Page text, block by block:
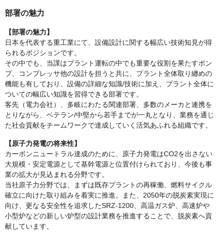
部署の魅力
【部署の魅力】
日本を代表する重工業にて、設備設計に関する幅広い技術知見が得
られるポジションです。
その中でも、当課はプラント運転の中でも重要な役割を果たすポン
プ、コンプレッサ他の設計を担うと共に、プラント全体取り纏めの
機能も有しており、設備の詳細な知識/技術に加え、プラント全体に
ついての幅広い知識を習得できる部署です。
客先（電力会社）、多岐にわたる関連部署、多数のメーカと連携を
とりながら、ベテラン/中堅から若手までが一丸となり、業務を通じ
た社会貢献をチームワークで達成していく活気あふれる組織です。
【原子力発電の将来性】
カーボンニュートラル達成のために、原子力発電はCO2を出さない
大規模・安定電源として基幹電源と位置付けられており、今後も事
業の拡大が見込まれる分野です。
当社原子力分野では、まずは既存プラントの再稼働、燃料サイクル
確立に向けた取り組みを着実に推進。また、2050年の脱炭素実現に
向け、更なる安全性を追求したSRZ-1200、高温ガス炉、高速炉や
小型炉などの新しい炉型の設計業務を推進することで、脱炭素へ貢
献しています。